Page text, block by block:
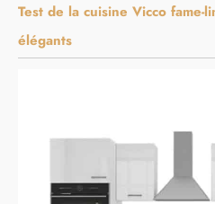
Test de la cuisine Vicco
élégants